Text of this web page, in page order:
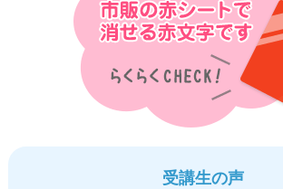
受講生の声